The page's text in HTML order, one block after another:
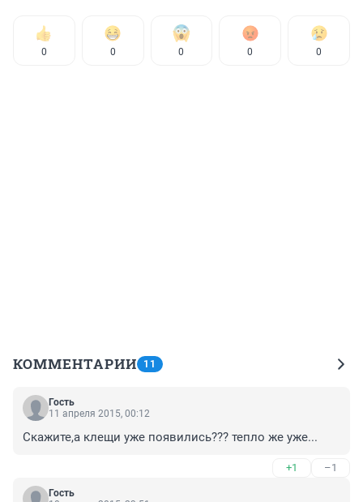
0 0 0 0 0
КОММЕНТАРИИ 11
Гость
11 апреля 2015, 00:12
Скажите,а клещи уже появились??? тепло же уже...
+1 –1
Гость